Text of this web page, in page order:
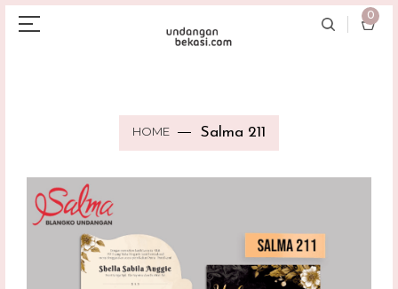
0
HOME Salma 211